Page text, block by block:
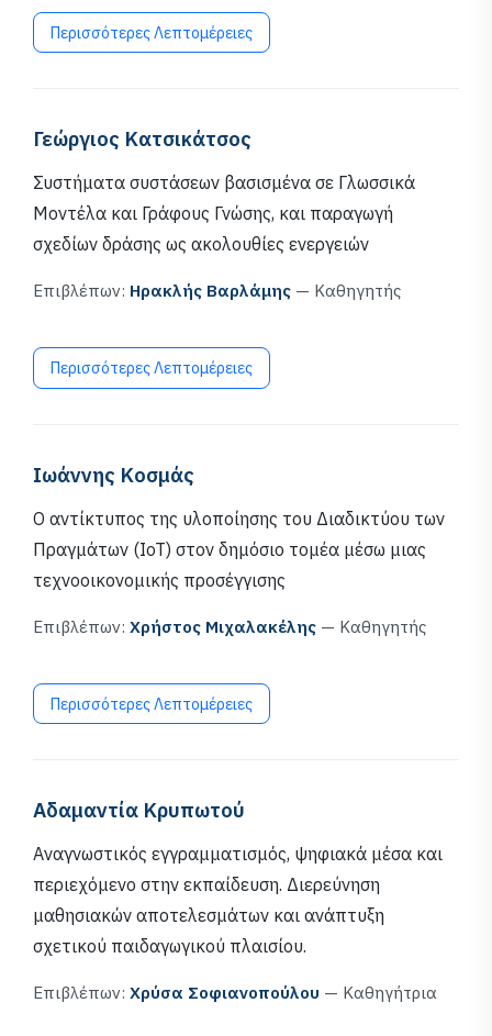
Περισσότερες Λεπτομέρειες
Γεώργιος Κατσικάτσος
Συστήματα συστάσεων βασισμένα σε Γλωσσικά
Μοντέλα και Γράφους Γνώσης, και παραγωγή
σχεδίων δράσης ως ακολουθίες ενεργειών
Επιβλέπων: Ηρακλής Βαρλάμης — Καθηγητής
Περισσότερες Λεπτομέρειες
Ιωάννης Κοσμάς
Ο αντίκτυπος της υλοποίησης του Διαδικτύου των
Πραγμάτων (IoT) στον δημόσιο τομέα μέσω μιας
τεχνοοικονομικής προσέγγισης
Επιβλέπων: Χρήστος Μιχαλακέλης — Καθηγητής
Περισσότερες Λεπτομέρειες
Αδαμαντία Κρυπωτού
Αναγνωστικός εγγραμματισμός, ψηφιακά μέσα και
περιεχόμενο στην εκπαίδευση. Διερεύνηση
μαθησιακών αποτελεσμάτων και ανάπτυξη
σχετικού παιδαγωγικού πλαισίου.
Επιβλέπων: Χρύσα Σοφιανοπούλου — Καθηγήτρια